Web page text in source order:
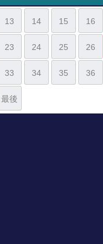
13 14 15 16
23 24 25 26
33 34 35 36
最後